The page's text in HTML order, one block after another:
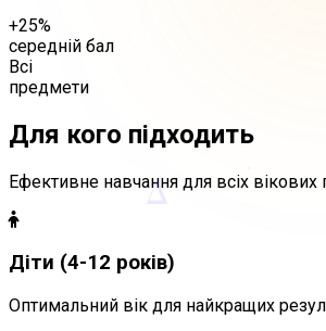
Δ
+25%
середній бал
Всі
предмети
Для кого підходить
Ефективне навчання для всіх вікових
Діти (4-12 років)
Оптимальний вік для найкращих